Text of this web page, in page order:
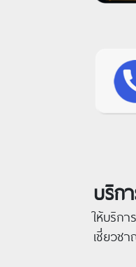
บริก
ให้บริก
เชี่ยวช